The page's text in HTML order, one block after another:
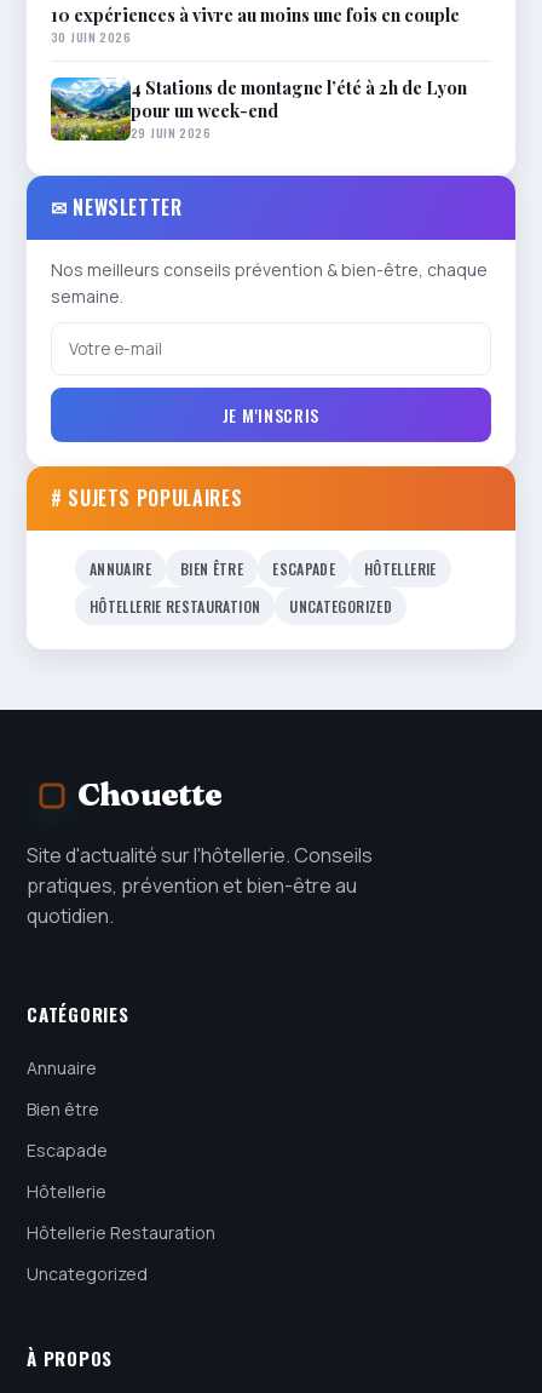
10 expériences à vivre au moins une fois en couple
30 JUIN 2026
4 Stations de montagne l’été à 2h de Lyon
pour un week-end
29 JUIN 2026
✉ NEWSLETTER
Nos meilleurs conseils prévention & bien-être, chaque
semaine.
JE M'INSCRIS
# SUJETS POPULAIRES
ANNUAIRE BIEN ÊTRE ESCAPADE
HÔTELLERIE
HÔTELLERIE RESTAURATION
UNCATEGORIZED
Chouette
Site d'actualité sur l'hôtellerie. Conseils
pratiques, prévention et bien-être au
quotidien.
CATÉGORIES
Annuaire
Bien être
Escapade
Hôtellerie
Hôtellerie Restauration
Uncategorized
À PROPOS